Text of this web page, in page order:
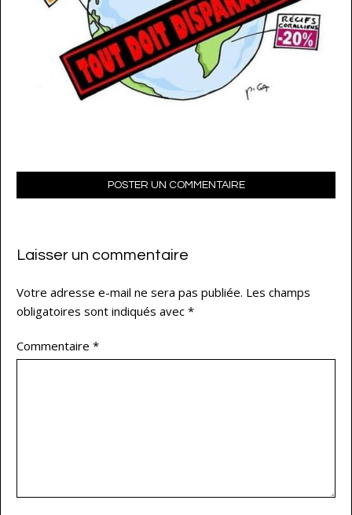
POSTER UN COMMENTAIRE
Laisser un commentaire
Votre adresse e-mail ne sera pas publiée. Les champs
obligatoires sont indiqués avec *
Commentaire *